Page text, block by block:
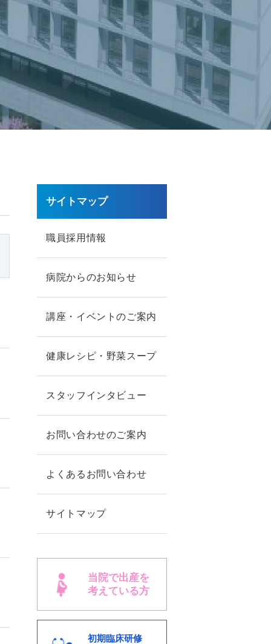
サイトマップ
職員採用情報
病院からのお知らせ
講座・イベントのご案内
健康レシピ・野菜スープ
スタッフインタビュー
お問い合わせのご案内
よくあるお問い合わせ
サイトマップ
当院で出産を
考えている方
初期臨床研修